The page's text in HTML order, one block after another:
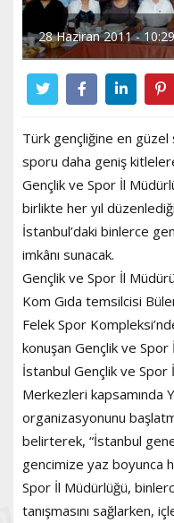
28 Haziran 2011 - 10:29
Türk gençliğine en
sporu daha geniş
Gençlik ve Spor İl
birlikte her yıl
İstanbul’daki binlerce
imkânı sunacak.
Gençlik ve Spor İl
Kom Gıda temsilcisi
Felek Spor
konuşan Gençlik ve
İstanbul Gençlik ve Spor
Merkezleri kapsamında
organizasyonunu
belirterek, “İstanbul
gencimize yaz boyunca
Spor İl Müdürlüğü,
tanışmasını sağlarken,